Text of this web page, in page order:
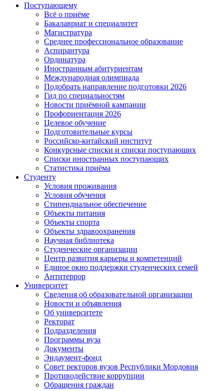
Поступающему
Всё о приёме
Бакалавриат и специалитет
Магистратура
Среднее профессиональное образование
Аспирантура
Ординатура
Иностранным абитуриентам
Международная олимпиада
Подобрать направление подготовки 2026
Гид по специальностям
Новости приёмной кампании
Профориентация 2026
Целевое обучение
Подготовительные курсы
Российско-китайский институт
Конкурсные списки и списки поступающих
Списки иностранных поступающих
Статистика приёма
Студенту
Условия проживания
Условия обучения
Стипендиальное обеспечение
Объекты питания
Объекты спорта
Объекты здравоохранения
Научная библиотека
Студенческие организации
Центр развития карьеры и компетенций
Единое окно поддержки студенческих семей
Антитеррор
Университет
Сведения об образовательной организации
Новости и объявления
Об университете
Ректорат
Подразделения
Программы вуза
Документы
Эндаумент-фонд
Совет ректоров вузов Республики Мордовия
Противодействие коррупции
Обращения граждан